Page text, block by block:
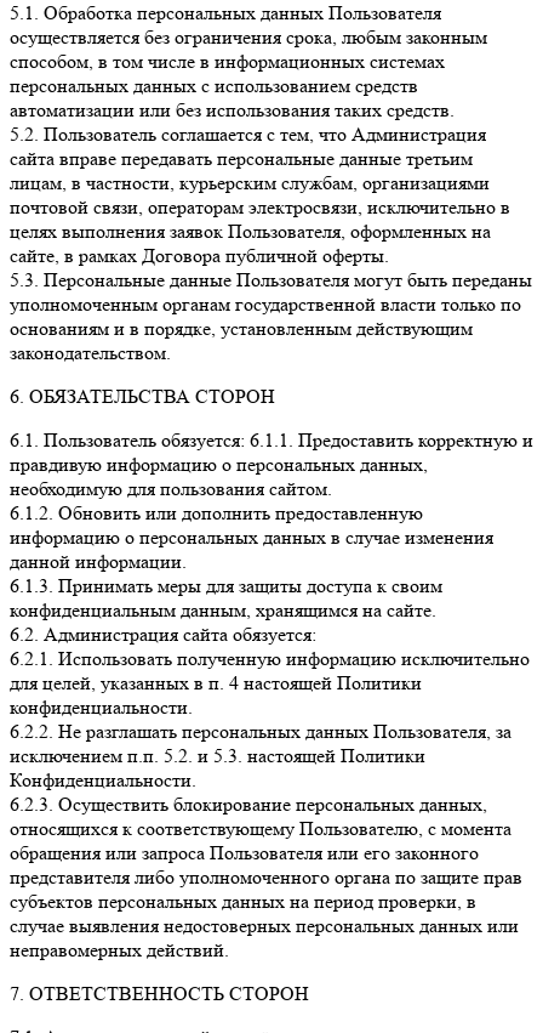
5.1. Обработка персональных данных Пользователя
осуществляется без ограничения срока, любым законным
способом, в том числе в информационных системах
персональных данных с использованием средств
автоматизации или без использования таких средств.
5.2. Пользователь соглашается с тем, что Администрация
сайта вправе передавать персональные данные третьим
лицам, в частности, курьерским службам, организациями
почтовой связи, операторам электросвязи, исключительно в
целях выполнения заявок Пользователя, оформленных на
сайте, в рамках Договора публичной оферты.
5.3. Персональные данные Пользователя могут быть переданы
уполномоченным органам государственной власти только по
основаниям и в порядке, установленным действующим
законодательством.
6. ОБЯЗАТЕЛЬСТВА СТОРОН
6.1. Пользователь обязуется: 6.1.1. Предоставить корректную и
правдивую информацию о персональных данных,
необходимую для пользования сайтом.
6.1.2. Обновить или дополнить предоставленную
информацию о персональных данных в случае изменения
данной информации.
6.1.3. Принимать меры для защиты доступа к своим
конфиденциальным данным, хранящимся на сайте.
6.2. Администрация сайта обязуется:
6.2.1. Использовать полученную информацию исключительно
для целей, указанных в п. 4 настоящей Политики
конфиденциальности.
6.2.2. Не разглашать персональных данных Пользователя, за
исключением п.п. 5.2. и 5.3. настоящей Политики
Конфиденциальности.
6.2.3. Осуществить блокирование персональных данных,
относящихся к соответствующему Пользователю, с момента
обращения или запроса Пользователя или его законного
представителя либо уполномоченного органа по защите прав
субъектов персональных данных на период проверки, в
случае выявления недостоверных персональных данных или
неправомерных действий.
7. ОТВЕТСТВЕННОСТЬ СТОРОН